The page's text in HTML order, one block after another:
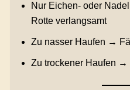
Nur Eichen- oder
Rotte verlangsamt
Zu nasser Haufen →
Zu trockener Haufen →